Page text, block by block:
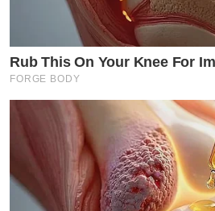
Rub This On Your Knee For
FORGE BODY